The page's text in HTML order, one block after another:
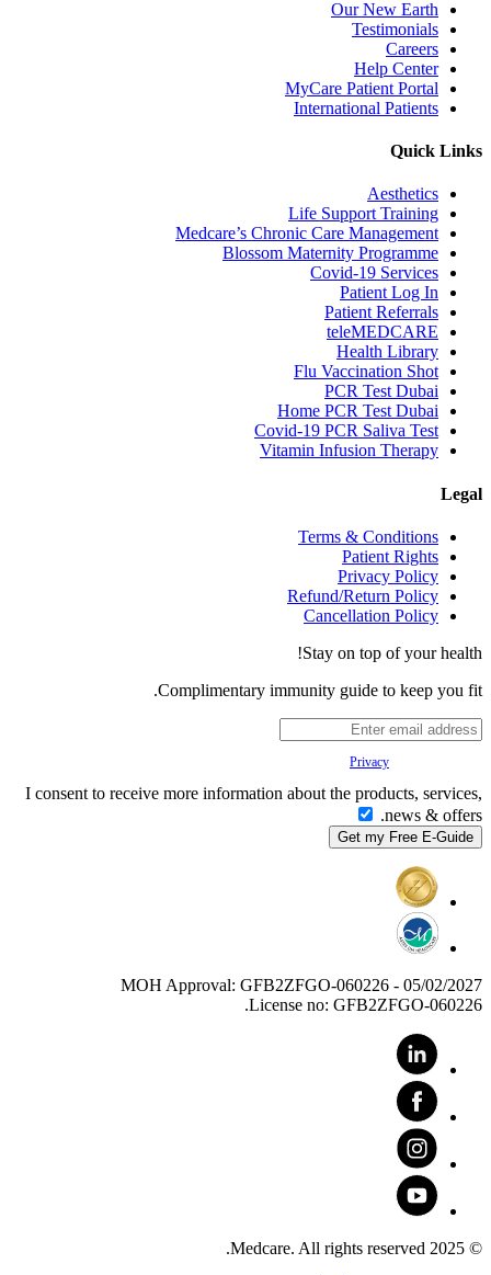
Our New Earth
Testimonials
Careers
Help Center
MyCare Patient Portal
International Patients
Quick Links
Aesthetics
Life Support Training
Medcare’s Chronic Care Management
Blossom Maternity Programme
Covid-19 Services
Patient Log In
Patient Referrals
teleMEDCARE
Health Library
Flu Vaccination Shot
PCR Test Dubai
Home PCR Test Dubai
Covid-19 PCR Saliva Test
Vitamin Infusion Therapy
Legal
Terms & Conditions
Patient Rights
Privacy Policy
Refund/Return Policy
Cancellation Policy
Stay on top of your health!
Complimentary immunity guide to keep you fit.
Privacy
I consent to receive more information about the products, services,
news & offers.
MOH Approval: GFB2ZFGO-060226 - 05/02/2027
License no: GFB2ZFGO-060226.
© 2025 Medcare. All rights reserved.